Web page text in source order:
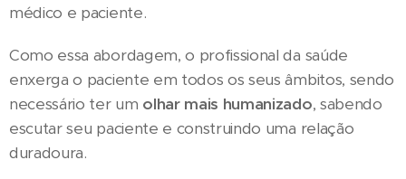
médico e paciente.
Como essa abordagem, o profissional da saúde
enxerga o paciente em todos os seus âmbitos, sendo
necessário ter um olhar mais humanizado, sabendo
escutar seu paciente e construindo uma relação
duradoura.